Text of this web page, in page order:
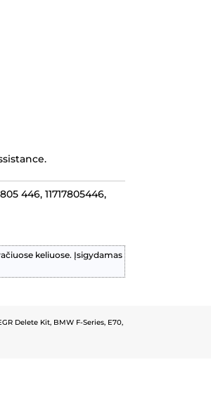
805 446, 11717805446,
keliuose. Įsigydamas
Delete Kit, BMW F-Series, E70,